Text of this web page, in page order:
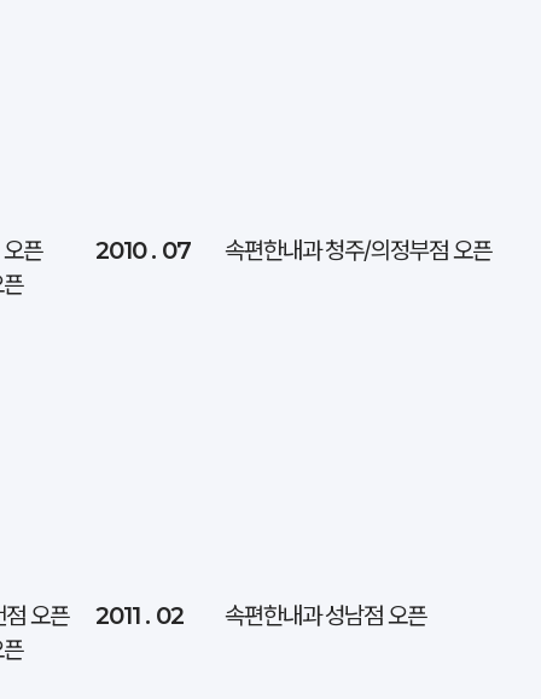
픈 2010 . 07
속편한내과 청주/의정부점 오픈
오픈 2011 . 02
속편한내과 성남점 오픈